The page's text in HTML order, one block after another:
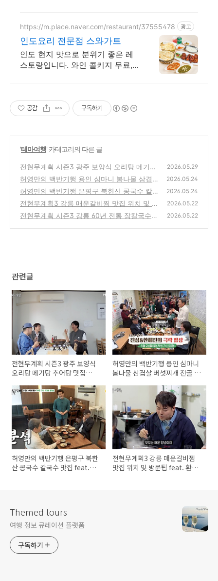
https://m.place.naver.com/restaurant/37555478 광고
인도요리 전문점 스와가트
인도 현지 맛으로 분위기 좋은 레
스토랑입니다. 와인 콜키지 무료,
공감 구독하기
'테마여행' 카테고리의 다른 글
전현무계획 시즌3 광주 보양식 오리탕 메기탕
추어탕 맛집 feat. 신현준
(0)
2026.05.29
허영만의 백반기행 용인 심마니 봄나물 삼겹살
버섯찌개 전골 맛집 feat. 진성 한혜진 극락 밥
상
(0)
2026.05.24
허영만의 백반기행 은평구 북한산 콩국수 칼국
수 맛집 feat.진성 한혜진 극락밥상
(0)
2026.05.24
전현무계획3 강릉 매운갈비찜 맛집 위치 및 방
문팁 feat. 환희 브라이언
(0)
2026.05.22
전현무계획 시즌3 강릉 60년 전통 장칼국수
2026.05.22
관련글
전현무계획 시즌3 광주 보양식
오리탕 메기탕 추어탕 맛집
허영만의 백반기행 용인 심마니
봄나물 삼겹살 버섯찌개 전골 맛
허영만의 백반기행 은평구 북한
산 콩국수 칼국수 맛집 feat.진
전현무계획3 강릉 매운갈비찜
맛집 위치 및 방문팁 feat. 환희
Themed tours
여행 정보 큐레이션 플랫폼
구독하기